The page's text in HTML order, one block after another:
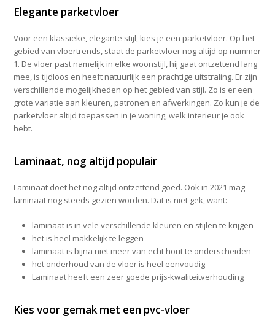
Elegante parketvloer
Voor een klassieke, elegante stijl, kies je een parketvloer. Op het
gebied van vloertrends, staat de parketvloer nog altijd op nummer
1. De vloer past namelijk in elke woonstijl, hij gaat ontzettend lang
mee, is tijdloos en heeft natuurlijk een prachtige uitstraling. Er zijn
verschillende mogelijkheden op het gebied van stijl. Zo is er een
grote variatie aan kleuren, patronen en afwerkingen. Zo kun je de
parketvloer altijd toepassen in je woning, welk interieur je ook
hebt.
Laminaat, nog altijd populair
Laminaat doet het nog altijd ontzettend goed. Ook in 2021 mag
laminaat nog steeds gezien worden. Dat is niet gek, want:
laminaat is in vele verschillende kleuren en stijlen te krijgen
het is heel makkelijk te leggen
laminaat is bijna niet meer van echt hout te onderscheiden
het onderhoud van de vloer is heel eenvoudig
Laminaat heeft een zeer goede prijs-kwaliteitverhouding
Kies voor gemak met een pvc-vloer